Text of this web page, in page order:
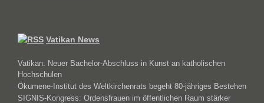
Vatikan News
Vatikan: Neuer Bachelor-Abschluss in Kunst an katholischen
Hochschulen
Ökumene-Institut des Weltkirchenrats begeht 80-jähriges Bestehen
SIGNIS-Kongress: Ordensfrauen im öffentlichen Raum stärker